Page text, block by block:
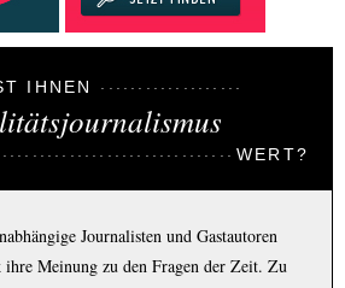
IHNEN
WERT?
Journalisten und Gastautoren
Meinung zu den Fragen der Zeit. Zu